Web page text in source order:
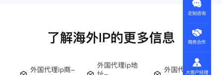
了解海外IP的更多信息
外国代理ip商-
外国代理ip地
外国代理ip-
定制咨询
商务合作
大客户经理